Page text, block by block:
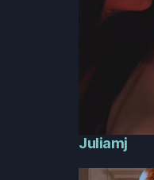
Juliamj